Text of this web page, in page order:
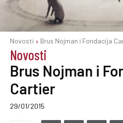
Novosti Brus Nojman i Fondacija
Novosti
Brus Nojman i
Cartier
29/01/2015